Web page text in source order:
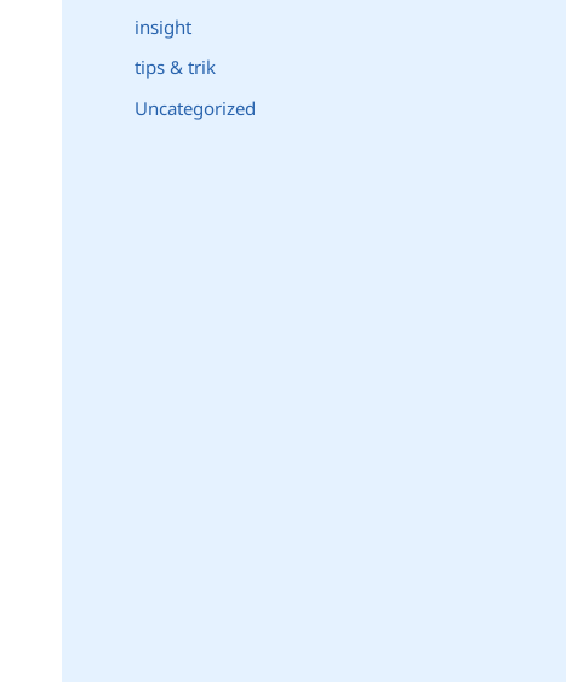
insight
tips & trik
Uncategorized